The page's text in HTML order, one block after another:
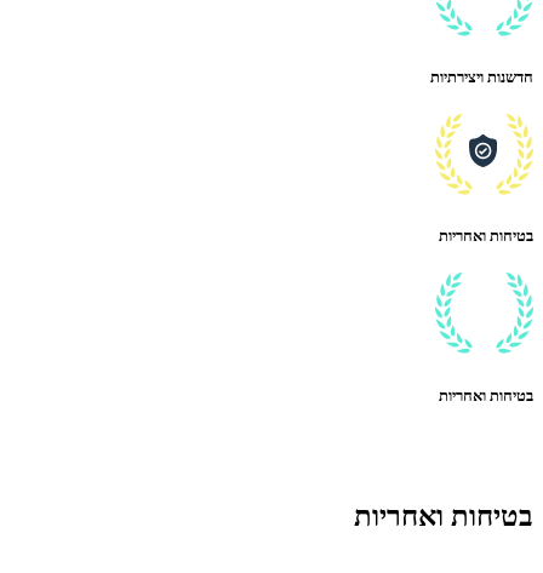
חדשנות ויצירתיות
בטיחות ואחריות
בטיחות ואחריות
בטיחות ואחריות